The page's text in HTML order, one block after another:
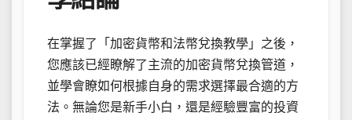
在掌握了「加密貨幣和法幣兌換教學」之後，
您應該已經瞭解了主流的加密貨幣兌換管道，
並學會瞭如何根據自身的需求選擇最合適的方
法。無論您是新手小白，還是經驗豐富的投資